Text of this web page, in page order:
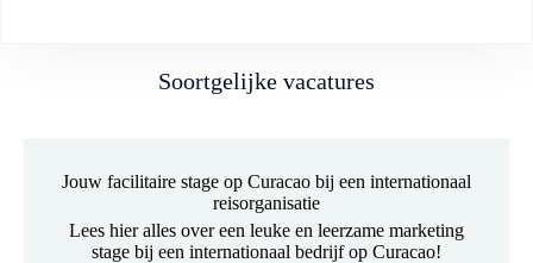
Soortgelijke vacatures
Jouw facilitaire stage op Curacao bij een internationaal
reisorganisatie
Lees hier alles over een leuke en leerzame marketing
stage bij een internationaal bedrijf op Curacao!